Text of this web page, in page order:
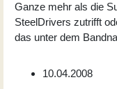
Ganze mehr als die
SteelDrivers zutrifft
das unter dem
10.04.2008